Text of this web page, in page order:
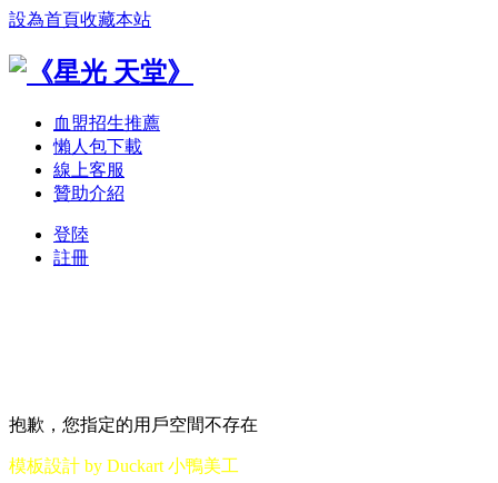
設為首頁收藏本站
血盟招生推薦
懶人包下載
線上客服
贊助介紹
登陸
註冊
抱歉，您指定的用戶空間不存在
模板設計 by Duckart 小鴨美工